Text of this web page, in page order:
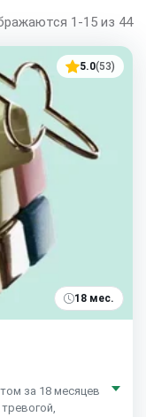
1-15 из 44
5.0(53)
18 мес.
за 18 месяцев